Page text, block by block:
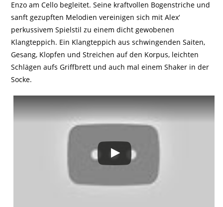
Enzo am Cello begleitet. Seine kraftvollen Bogenstriche und
sanft gezupften Melodien vereinigen sich mit Alex‘
perkussivem Spielstil zu einem dicht gewobenen
Klangteppich. Ein Klangteppich aus schwingenden Saiten,
Gesang, Klopfen und Streichen auf den Korpus, leichten
Schlägen aufs Griffbrett und auch mal einem Shaker in der
Socke.